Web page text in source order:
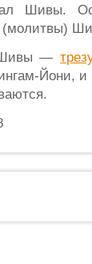
Шивы.
(молитвы)
Шивы —
Йони, и